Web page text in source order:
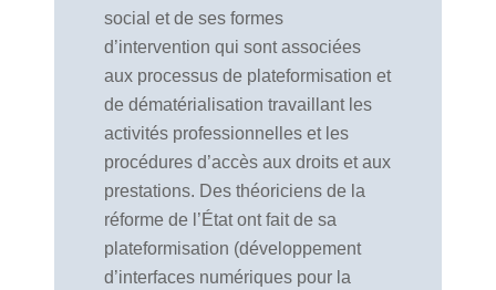
social et de ses formes
d’intervention qui sont associées
aux processus de plateformisation et
de dématérialisation travaillant les
activités professionnelles et les
procédures d’accès aux droits et aux
prestations. Des théoriciens de la
réforme de l’État ont fait de sa
plateformisation (développement
d’interfaces numériques pour la